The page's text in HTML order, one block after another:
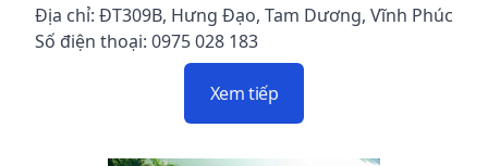
Địa chỉ: ĐT309B, Hưng Đạo, Tam Dương, Vĩnh Phúc
Số điện thoại: 0975 028 183
Xem tiếp